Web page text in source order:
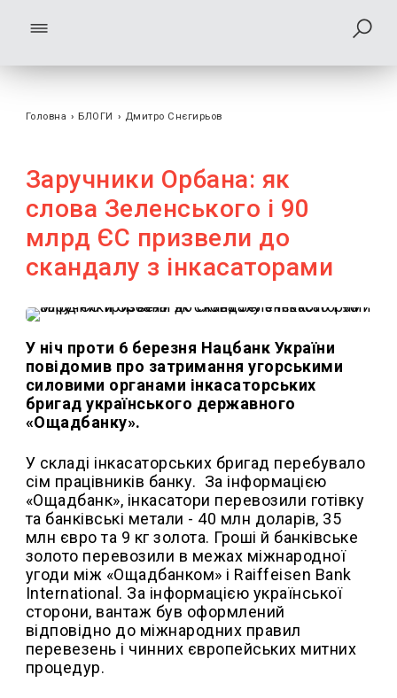
Головна › БЛОГИ › Дмитро Снєгирьов
Заручники Орбана: як
слова Зеленського і 90
млрд ЄС призвели до
скандалу з інкасаторами
У ніч проти 6 березня Нацбанк України
повідомив про затримання угорськими
силовими органами інкасаторських
бригад українського державного
«Ощадбанку».
У складі інкасаторських бригад перебувало
сім працівників банку. За інформацією
«Ощадбанк», інкасатори перевозили готівку
та банківські метали - 40 млн доларів, 35
млн євро та 9 кг золота. Гроші й банківське
золото перевозили в межах міжнародної
угоди між «Ощадбанком» і Raiffeisen Bank
International. За інформацією української
сторони, вантаж був оформлений
відповідно до міжнародних правил
перевезень і чинних європейських митних
процедур.